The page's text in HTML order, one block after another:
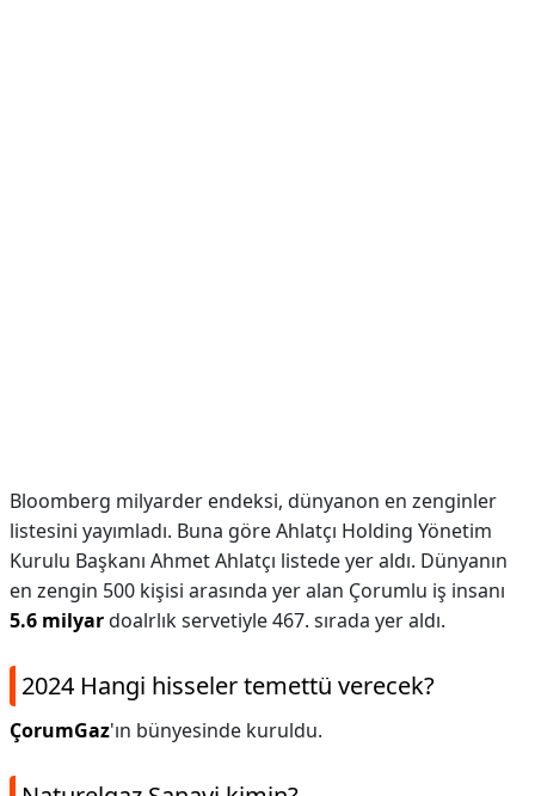
Bloomberg milyarder endeksi, dünyanon en zenginler
listesini yayımladı. Buna göre Ahlatçı Holding Yönetim
Kurulu Başkanı Ahmet Ahlatçı listede yer aldı. Dünyanın
en zengin 500 kişisi arasında yer alan Çorumlu iş insanı
5.6 milyardoalrlık servetiyle 467. sırada yer aldı.
2024 Hangi hisseler temettü verecek?
ÇorumGaz'ın bünyesinde kuruldu.